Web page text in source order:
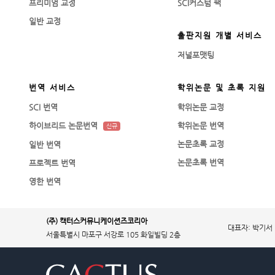
프리미엄 교정
일반 교정
번역 서비스
SCI 번역
하이브리드 논문번역
신규
일반 번역
프로젝트 번역
영한 번역
SCI커스텀 팩
출판지원 개별 서비스
저널포맷팅
학위논문 및 초록 지원
학위논문 교정
학위논문 번역
논문초록 교정
논문초록 번역
(주) 캑터스커뮤니케이션즈코리아
서울특별시 마포구 서강로 105 화일빌딩 2층
대표자: 박기서